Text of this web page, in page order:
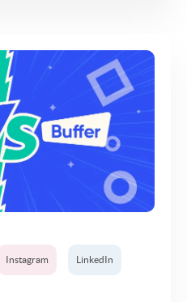
Instagram LinkedIn